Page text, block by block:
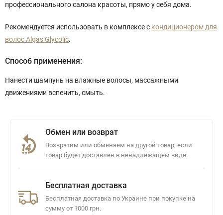
профессионального салона красоты, прямо у себя дома.
Рекомендуется использовать в комплексе с кондиционером для
волос Algas Glycolic.
Способ применения:
Нанести шампунь на влажные волосы, массажными
движениями вспенить, смыть.
Обмен или возврат
Возвратим или обменяем на другой товар, если
товар будет доставлен в ненадлежащем виде.
Бесплатная доставка
Бесплатная доставка по Украине при покупке на
сумму от 1000 грн.